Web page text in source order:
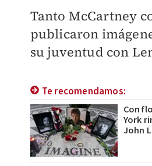
Tanto McCartney
publicaron
su juventud con
Te recomendamos:
Con
York
John